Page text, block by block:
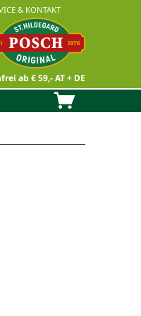
& KONTAKT
ab € 59,- AT + DE